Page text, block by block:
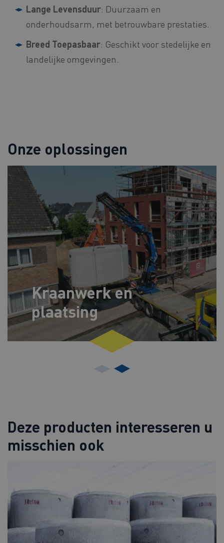
Lange Levensduur: Duurzaam en
onderhoudsarm, met betrouwbare prestaties.
Breed Toepasbaar: Geschikt voor stedelijke en
landelijke omgevingen.
Onze oplossingen
Transport
Deze producten interesseren u
misschien ook